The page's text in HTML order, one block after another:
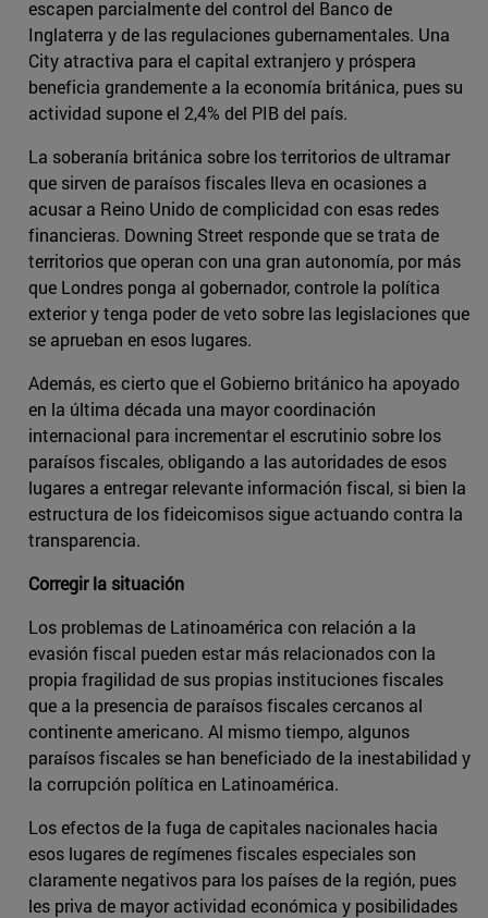
escapen parcialmente del control del Banco de
Inglaterra y de las regulaciones gubernamentales. Una
City atractiva para el capital extranjero y próspera
beneficia grandemente a la economía británica, pues su
actividad supone el 2,4% del PIB del país.
La soberanía británica sobre los territorios de ultramar
que sirven de paraísos fiscales lleva en ocasiones a
acusar a Reino Unido de complicidad con esas redes
financieras. Downing Street responde que se trata de
territorios que operan con una gran autonomía, por más
que Londres ponga al gobernador, controle la política
exterior y tenga poder de veto sobre las legislaciones que
se aprueban en esos lugares.
Además, es cierto que el Gobierno británico ha apoyado
en la última década una mayor coordinación
internacional para incrementar el escrutinio sobre los
paraísos fiscales, obligando a las autoridades de esos
lugares a entregar relevante información fiscal, si bien la
estructura de los fideicomisos sigue actuando contra la
transparencia.
Corregir la situación
Los problemas de Latinoamérica con relación a la
evasión fiscal pueden estar más relacionados con la
propia fragilidad de sus propias instituciones fiscales
que a la presencia de paraísos fiscales cercanos al
continente americano. Al mismo tiempo, algunos
paraísos fiscales se han beneficiado de la inestabilidad y
la corrupción política en Latinoamérica.
Los efectos de la fuga de capitales nacionales hacia
esos lugares de regímenes fiscales especiales son
claramente negativos para los países de la región, pues
les priva de mayor actividad económica y posibilidades